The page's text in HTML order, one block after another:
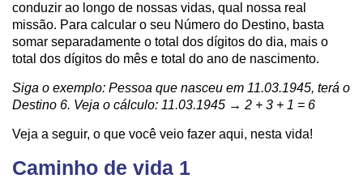
conduzir ao longo de nossas vidas, qual nossa real
missão. Para calcular o seu Número do Destino, basta
somar separadamente o total dos dígitos do dia, mais o
total dos dígitos do mês e total do ano de nascimento.
Siga o exemplo: Pessoa que nasceu em 11.03.1945, terá o
Destino 6. Veja o cálculo: 11.03.1945 → 2 + 3 + 1 = 6
Veja a seguir, o que você veio fazer aqui, nesta vida!
Caminho de vida 1